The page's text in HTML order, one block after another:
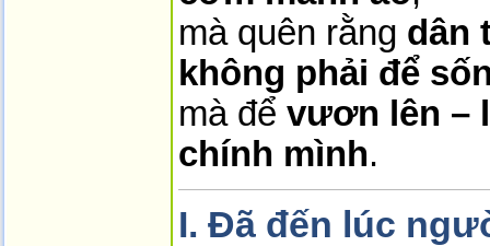
mà quên rằng dân
không phải để
mà để vươn lên –
chính mình.
I. Đã đến lúc